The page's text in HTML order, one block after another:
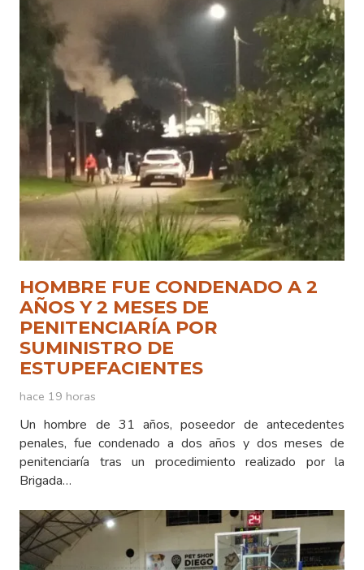
HOMBRE FUE CONDENADO A 2
AÑOS Y 2 MESES DE
PENITENCIARÍA POR
SUMINISTRO DE
ESTUPEFACIENTES
hace 19 horas
Un hombre de 31 años, poseedor de antecedentes
penales, fue condenado a dos años y dos meses de
penitenciaría tras un procedimiento realizado por la
Brigada…